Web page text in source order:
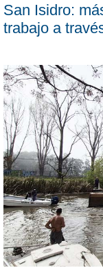
San Isidro:
trabajo a